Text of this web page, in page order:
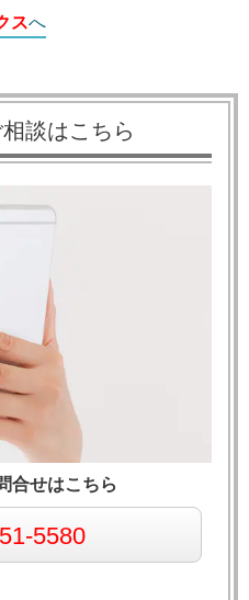
スへ
談はこちら
合せはこちら
5580